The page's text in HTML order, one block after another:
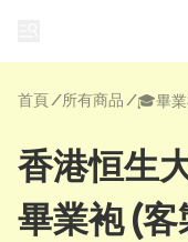
首頁/ 所有商品 /
香港恒生
畢業袍 (